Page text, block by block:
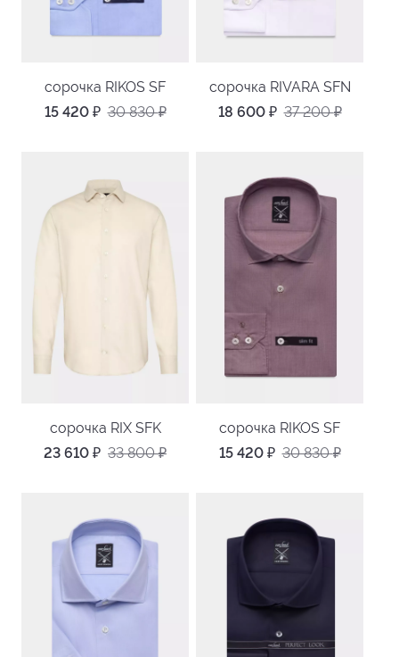
сорочка RIKOS SF
15 420 ₽ 30 830₽
сорочка RIVARA SFN
18 600 ₽ 37 200₽
сорочка RIX SFK
23 610 ₽ 33 800₽
сорочка RIKOS SF
15 420 ₽ 30 830₽